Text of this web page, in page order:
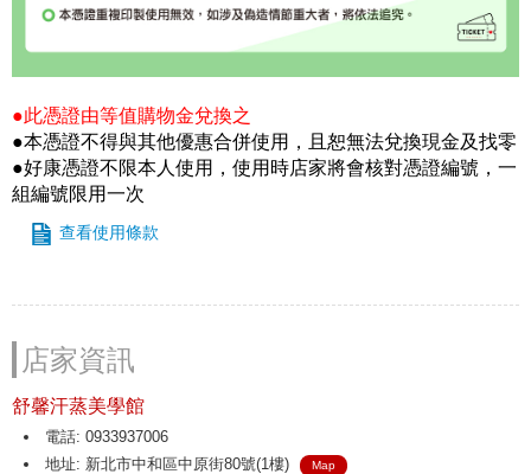
●此憑證由等值購物金兌換之
●本憑證不得與其他優惠合併使用，且恕無法兌換現金及找零
●好康憑證不限本人使用，使用時店家將會核對憑證編號，一
組編號限用一次
查看使用條款
店家資訊
舒馨汗蒸美學館
電話: 0933937006
地址: 新北市中和區中原街80號(1樓)
Map